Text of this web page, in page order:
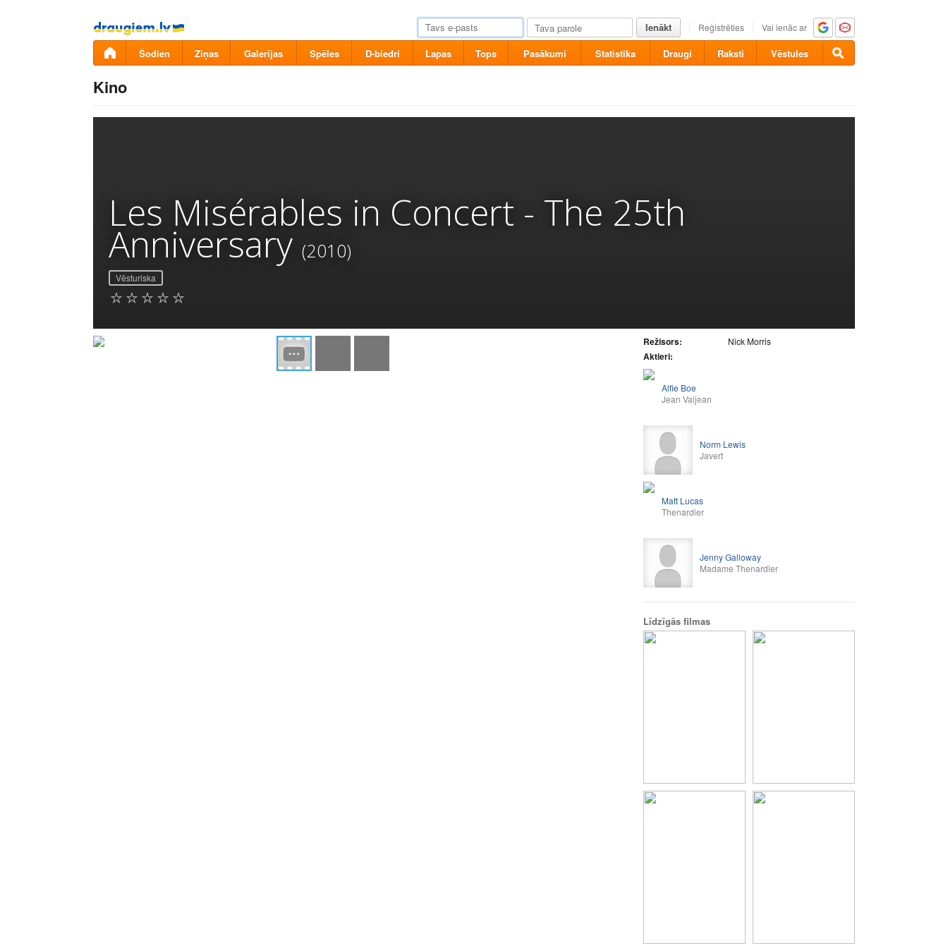
Pāriet
uz
saturu
Ienākt Reģistrēties Vai ienāc ar
Šodien Ziņas Galerijas Spēles D-biedri Lapas Tops Pasākumi Statistika Draugi Raksti Vēstules
Kino
Les Misérables in Concert - The 25th
Anniversary (2010)
Vēsturiska
Režisors: Nick Morris
Aktieri:
Alfie Boe
Jean Valjean
Norm Lewis
Javert
Matt Lucas
Thenardier
Jenny Galloway
Madame Thenardier
Līdzīgās filmas